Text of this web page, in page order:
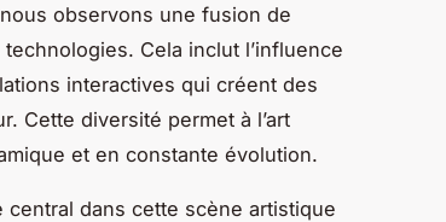
observons une fusion de
Cela inclut l’influence
interactives qui créent des
Cette diversité permet à l’art
et en constante évolution.
central dans cette scène artistique